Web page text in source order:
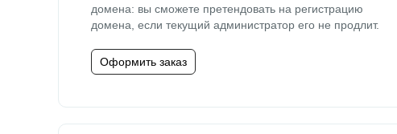
домена: вы сможете претендовать на регистрацию
домена, если текущий администратор его не продлит.
Оформить заказ